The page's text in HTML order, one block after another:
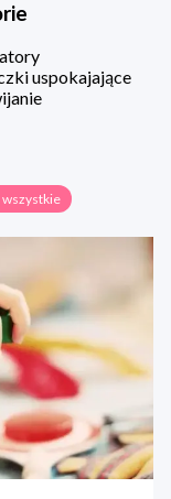
uspokajające
wszystkie